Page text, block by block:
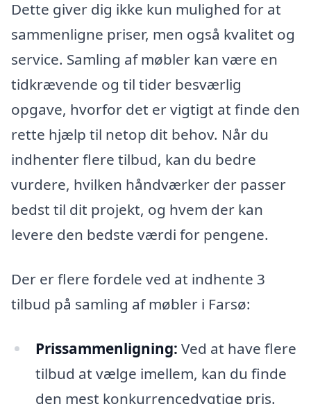
Dette giver dig ikke kun mulighed for at
sammenligne priser, men også kvalitet og
service. Samling af møbler kan være en
tidkrævende og til tider besværlig
opgave, hvorfor det er vigtigt at finde den
rette hjælp til netop dit behov. Når du
indhenter flere tilbud, kan du bedre
vurdere, hvilken håndværker der passer
bedst til dit projekt, og hvem der kan
levere den bedste værdi for pengene.
Der er flere fordele ved at indhente 3
tilbud på samling af møbler i Farsø:
Prissammenligning: Ved at have flere
tilbud at vælge imellem, kan du finde
den mest konkurrencedygtige pris.